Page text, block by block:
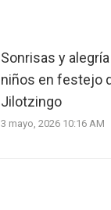
Sonrisas y
niños en festejo
Jilotzingo
3 mayo, 2026 10:16 AM